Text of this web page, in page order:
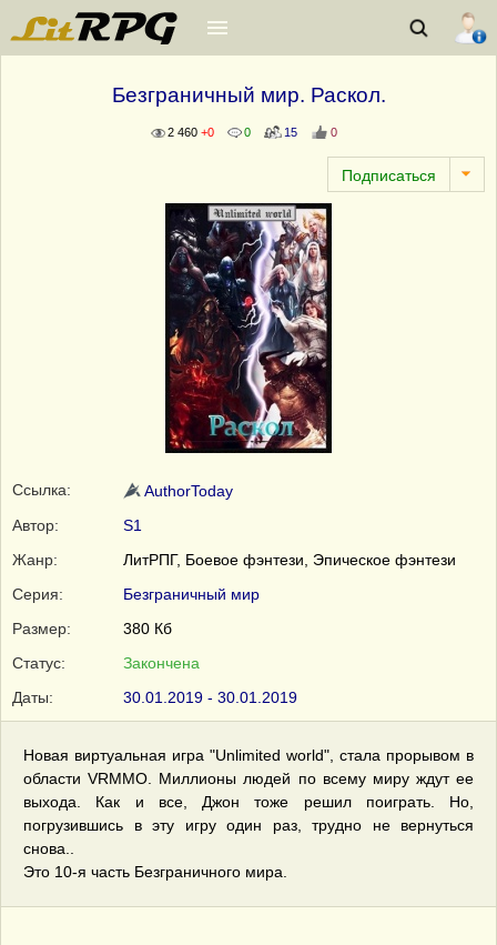
Безграничный мир. Раскол.
2 460 +0 0 15 0
Ссылка:
AuthorToday
Автор:
S1
Жанр:
ЛитРПГ, Боевое фэнтези, Эпическое фэнтези
Серия:
Безграничный мир
Размер:
380 Кб
Статус:
Закончена
Даты:
30.01.2019 - 30.01.2019
Новая виртуальная игра "Unlimited world", стала прорывом в
области VRMMO. Миллионы людей по всему миру ждут ее
выхода. Как и все, Джон тоже решил поиграть. Но,
погрузившись в эту игру один раз, трудно не вернуться
снова..
Это 10-я часть Безграничного мира.